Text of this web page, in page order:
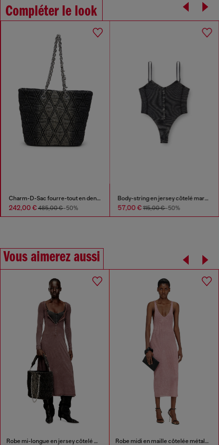
Compléter le look
Charm-D-Sac fourre-tout en denim matelassé
242,00 €485,00 €-50%
Body-string en jersey côtelé marbré
57,00 €115,00 €-50%
Vous aimerez aussi
Robe mi-longue en jersey côtelé délavé Robe midi en maille côtelée métallisée